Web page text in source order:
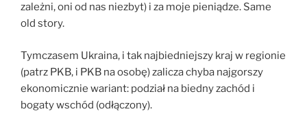
zależni, oni od nas niezbyt) i za moje pieniądze. Same
old story.
Tymczasem Ukraina, i tak najbiedniejszy kraj w regionie
(patrz PKB, i PKB na osobę) zalicza chyba najgorszy
ekonomicznie wariant: podział na biedny zachód i
bogaty wschód (odłączony).